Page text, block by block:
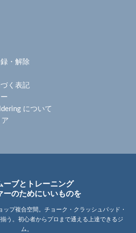
・解除
く表記
について
ーブとトレーニング
ーのためにいいものを
プ複合空間。チョーク・クラッシュパッド・
う。初心者からプロまで通える上達できるジ
ム。